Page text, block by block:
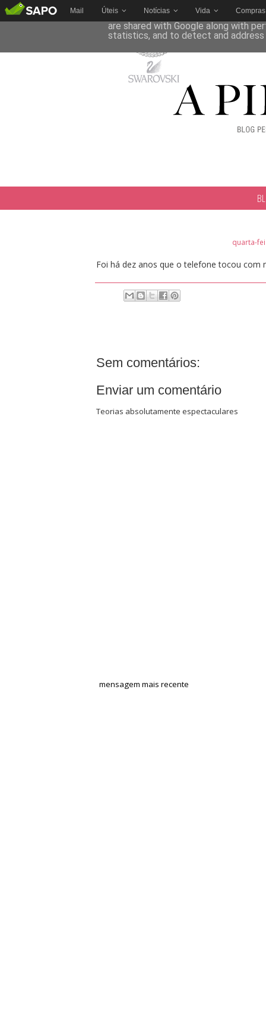
Mail Úteis Notícias Vida Compras
quarta-
Foi há dez anos que o telefone tocou com
Sem comentários:
Enviar um comentário
Teorias absolutamente espectaculares
mensagem mais recente
This site uses cookies from Google
are shared with Google along with
statistics, and to detect and address